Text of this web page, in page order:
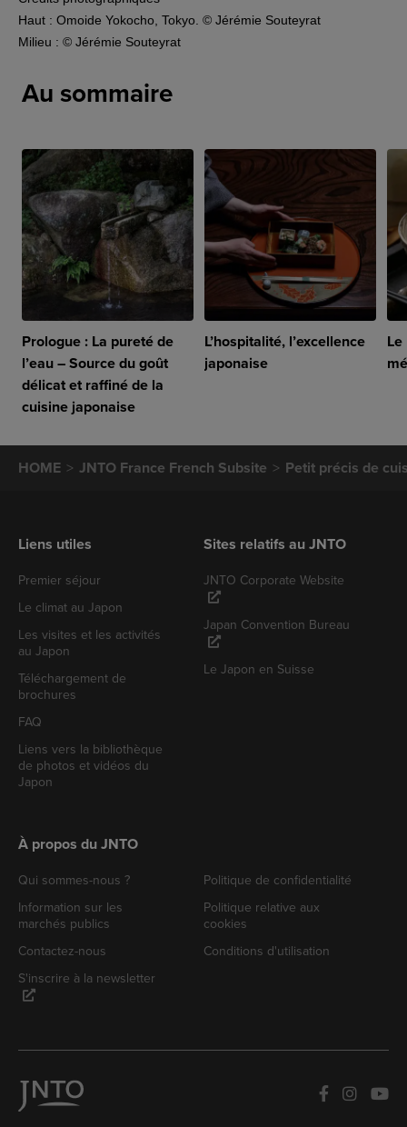
Haut : Omoide Yokocho, Tokyo. © Jérémie Souteyrat
Milieu : © Jérémie Souteyrat
Au sommaire
Prologue : La pureté de
l’eau – Source du goût
délicat et raffiné de la
cuisine japonaise
L’hospitalité, l’excellence
japonaise
HOME JNTO France French Subsite Petit précis de
Liens utiles
Premier séjour
Le climat au Japon
Les visites et les activités
au Japon
Téléchargement de
brochures
FAQ
Liens vers la bibliothèque
de photos et vidéos du
Japon
Sites relatifs au JNTO
JNTO Corporate Website
Japan Convention Bureau
Le Japon en Suisse
À propos du JNTO
Qui sommes-nous ?
Information sur les
marchés publics
Contactez-nous
S'inscrire à la newsletter
Politique de confidentialité
Politique relative aux
cookies
Conditions d'utilisation